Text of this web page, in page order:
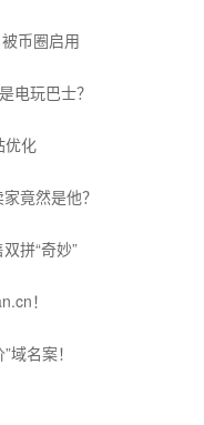
币圈启用
电玩巴士？
优化
竟然是他？
拼“奇妙”
！
域名案！